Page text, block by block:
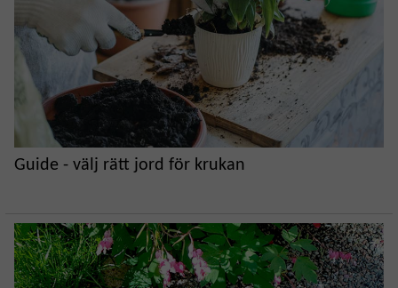
Guide - välj rätt jord för krukan